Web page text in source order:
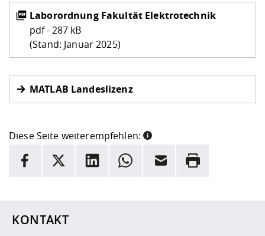
Laborordnung Fakultät Elektrotechnik
pdf - 287 kB
(Stand: Januar 2025)
MATLAB Landeslizenz
Diese Seite weiterempfehlen:
INFORMATION
Facebook
X LinkedInWhatsappE-Mail Drucken
KONTAKT